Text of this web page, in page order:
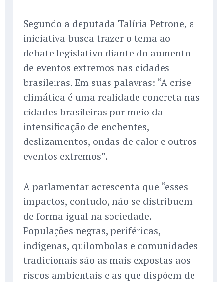
Segundo a deputada Talíria Petrone, a
iniciativa busca trazer o tema ao
debate legislativo diante do aumento
de eventos extremos nas cidades
brasileiras. Em suas palavras: “A crise
climática é uma realidade concreta nas
cidades brasileiras por meio da
intensificação de enchentes,
deslizamentos, ondas de calor e outros
eventos extremos”.
A parlamentar acrescenta que “esses
impactos, contudo, não se distribuem
de forma igual na sociedade.
Populações negras, periféricas,
indígenas, quilombolas e comunidades
tradicionais são as mais expostas aos
riscos ambientais e as que dispõem de